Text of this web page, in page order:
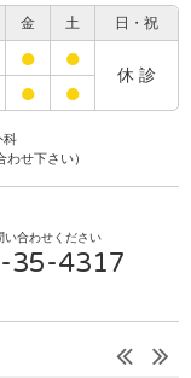
金 土 日・祝
● ●
休 診
● ●
科
せ下さい）
い合わせください
35-4317